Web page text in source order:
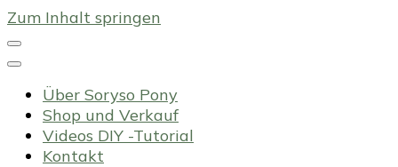
Zum Inhalt springen
Über Soryso Pony
Shop und Verkauf
Videos DIY -Tutorial
Kontakt